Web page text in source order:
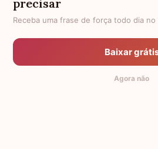
AMIGA QUE PERDEU O PAI
HOMENAGEM AO PAI FALECIDO
precisar
Receba uma frase de força todo dia no
Baixar
Agora não